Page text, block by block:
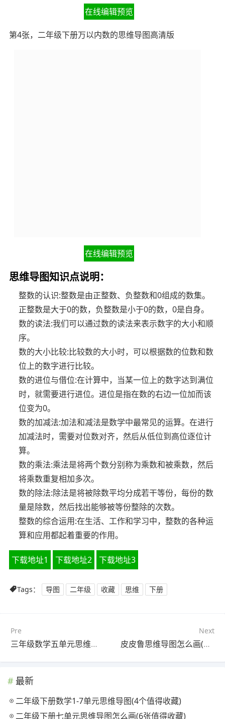
在线编辑预览
第4张，二年级下册万以内数的思维导图高清版
在线编辑预览
思维导图知识点说明：
整数的认识:整数是由正整数、负整数和0组成的数集。
正整数是大于0的数，负整数是小于0的数，0是自身。
数的读法:我们可以通过数的读法来表示数字的大小和顺
序。
数的大小比较:比较数的大小时，可以根据数的位数和数
位上的数字进行比较。
数的进位与借位:在计算中，当某一位上的数字达到满位
时，就需要进行进位。进位是指在数的右边一位加而该
位变为0。
数的加减法:加法和减法是数学中最常见的运算。在进行
加减法时，需要对位数对齐，然后从低位到高位逐位计
算。
数的乘法:乘法是将两个数分别称为乘数和被乘数，然后
将乘数重复相加多次。
数的除法:除法是将被除数平均分成若干等份，每份的数
量是除数，然后找出能够被等份整除的次数。
整数的综合运用:在生活、工作和学习中，整数的各种运
算和应用都起着重要的作用。
下载地址1 下载地址2 下载地址3
Tags： 导图 二年级 收藏 思维 下册
Pre
三年级数学五单元思维导图(3个高清晰可打印)
Next
皮皮鲁思维导图怎么画(6张值得收藏)
最新
二年级下册数学1-7单元思维导图(4个值得收藏)
二年级下册七单元思维导图怎么画(6张值得收藏)